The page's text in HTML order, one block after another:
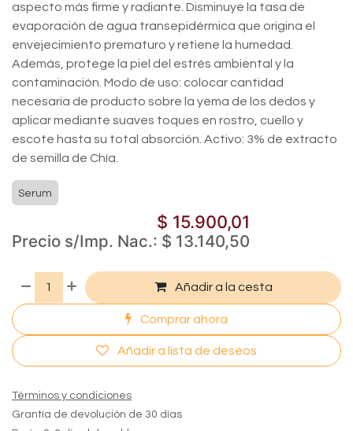
aspecto más firme y radiante. Disminuye la tasa de
evaporación de agua transepidérmica que origina el
envejecimiento prematuro y retiene la humedad.
Además, protege la piel del estrés ambiental y la
contaminación. Modo de uso: colocar cantidad
necesaria de producto sobre la yema de los dedos y
aplicar mediante suaves toques en rostro, cuello y
escote hasta su total absorción. Activo: 3% de extracto
de semilla de Chía.
Serum
$ 15.900,01
Precio s/Imp. Nac.: $ 13.140,50
Añadir a la cesta
Comprar ahora
Añadir a lista de deseos
Términos y condiciones
Grantía de devolución de 30 días